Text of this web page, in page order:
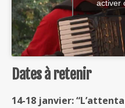
activer
Dates à retenir
14-18 janvier: